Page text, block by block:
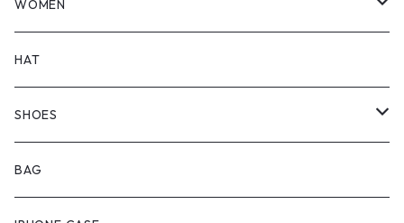
TOPS
BOTTOMS
OUTER
WOMEN
TOPS
BOTTOMS
ONEPIECE
HAT
SHOES
ブーツ
BAG